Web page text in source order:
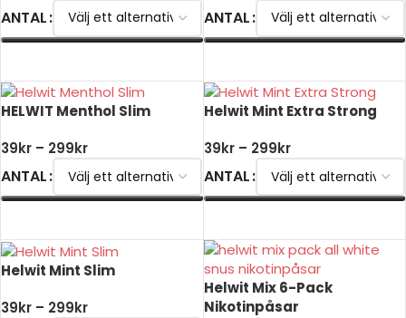
ANTAL ANTAL
HELWIT Menthol Slim
39kr – 299kr
ANTAL
Helwit Mint Extra Strong
39kr – 299kr
ANTAL
Helwit Mint Slim
39kr – 299kr
Helwit Mix 6-Pack
Nikotinpåsar